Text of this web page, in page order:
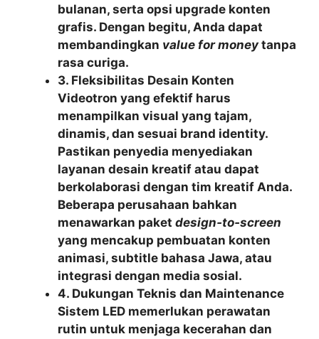
bulanan, serta opsi upgrade konten
grafis. Dengan begitu, Anda dapat
membandingkan value for moneytanpa
rasa curiga.
3. Fleksibilitas Desain Konten
Videotron yang efektif harus
menampilkan visual yang tajam,
dinamis, dan sesuai brand identity.
Pastikan penyedia menyediakan
layanan desain kreatif atau dapat
berkolaborasi dengan tim kreatif Anda.
Beberapa perusahaan bahkan
menawarkan paket design‑to‑screen
yang mencakup pembuatan konten
animasi, subtitle bahasa Jawa, atau
integrasi dengan media sosial.
4. Dukungan Teknis dan Maintenance
Sistem LED memerlukan perawatan
rutin untuk menjaga kecerahan dan